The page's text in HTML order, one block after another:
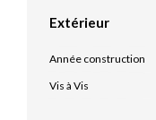
Extérieur
Année construction
Vis à Vis